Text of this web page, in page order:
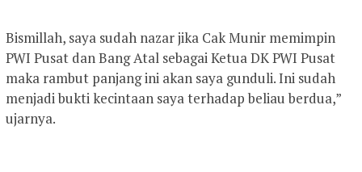
Bismillah, saya sudah nazar jika Cak Munir memimpin
PWI Pusat dan Bang Atal sebagai Ketua DK PWI Pusat
maka rambut panjang ini akan saya gunduli. Ini sudah
menjadi bukti kecintaan saya terhadap beliau berdua,”
ujarnya.